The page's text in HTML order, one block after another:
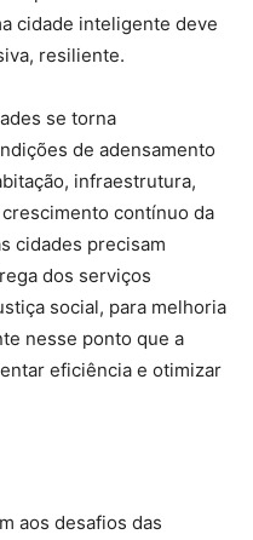
cidade inteligente deve
resiliente.
se torna
de adensamento
infraestrutura,
contínuo da
cidades precisam
dos serviços
social, para melhoria
nesse ponto que a
eficiência e otimizar
aos desafios das